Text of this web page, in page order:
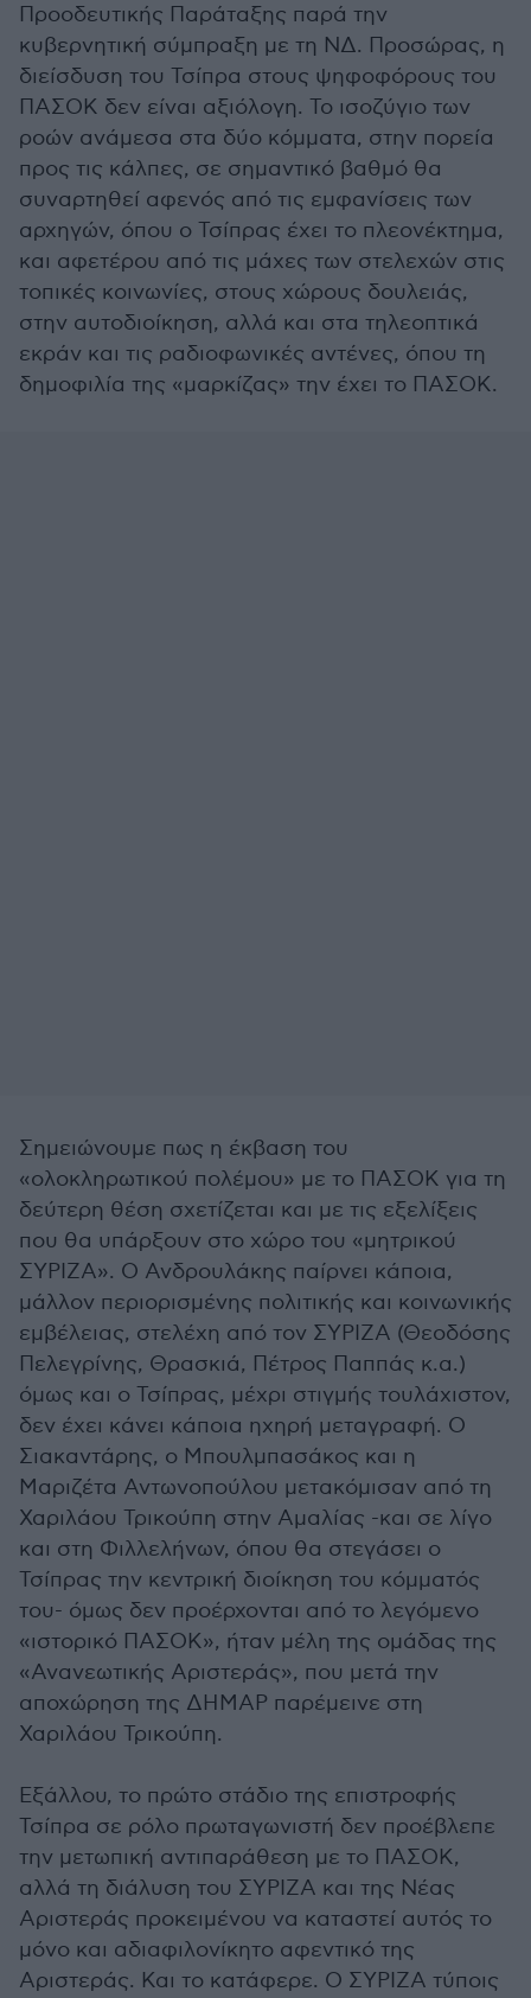
Προοδευτικής Παράταξης παρά την
κυβερνητική σύμπραξη με τη ΝΔ. Προσώρας, η
διείσδυση του Τσίπρα στους ψηφοφόρους του
ΠΑΣΟΚ δεν είναι αξιόλογη. Το ισοζύγιο των
ροών ανάμεσα στα δύο κόμματα, στην πορεία
προς τις κάλπες, σε σημαντικό βαθμό θα
συναρτηθεί αφενός από τις εμφανίσεις των
αρχηγών, όπου ο Τσίπρας έχει το πλεονέκτημα,
και αφετέρου από τις μάχες των στελεχών στις
τοπικές κοινωνίες, στους χώρους δουλειάς,
στην αυτοδιοίκηση, αλλά και στα τηλεοπτικά
εκράν και τις ραδιοφωνικές αντένες, όπου τη
δημοφιλία της «μαρκίζας» την έχει το ΠΑΣΟΚ.
Σημειώνουμε πως η έκβαση του
«ολοκληρωτικού πολέμου» με το ΠΑΣΟΚ για τη
δεύτερη θέση σχετίζεται και με τις εξελίξεις
που θα υπάρξουν στο χώρο του «μητρικού
ΣΥΡΙΖΑ». Ο Ανδρουλάκης παίρνει κάποια,
μάλλον περιορισμένης πολιτικής και κοινωνικής
εμβέλειας, στελέχη από τον ΣΥΡΙΖΑ (Θεοδόσης
Πελεγρίνης, Θρασκιά, Πέτρος Παππάς κ.α.)
όμως και ο Τσίπρας, μέχρι στιγμής τουλάχιστον,
δεν έχει κάνει κάποια ηχηρή μεταγραφή. Ο
Σιακαντάρης, ο Μπουλμπασάκος και η
Μαριζέτα Αντωνοπούλου μετακόμισαν από τη
Χαριλάου Τρικούπη στην Αμαλίας -και σε λίγο
και στη Φιλλελήνων, όπου θα στεγάσει ο
Τσίπρας την κεντρική διοίκηση του κόμματός
του- όμως δεν προέρχονται από το λεγόμενο
«ιστορικό ΠΑΣΟΚ», ήταν μέλη της ομάδας της
«Ανανεωτικής Αριστεράς», που μετά την
αποχώρηση της ΔΗΜΑΡ παρέμεινε στη
Χαριλάου Τρικούπη.
Εξάλλου, το πρώτο στάδιο της επιστροφής
Τσίπρα σε ρόλο πρωταγωνιστή δεν προέβλεπε
την μετωπική αντιπαράθεση με το ΠΑΣΟΚ,
αλλά τη διάλυση του ΣΥΡΙΖΑ και της Νέας
Αριστεράς προκειμένου να καταστεί αυτός το
μόνο και αδιαφιλονίκητο αφεντικό της
Αριστεράς. Και το κατάφερε. Ο ΣΥΡΙΖΑ τύποις